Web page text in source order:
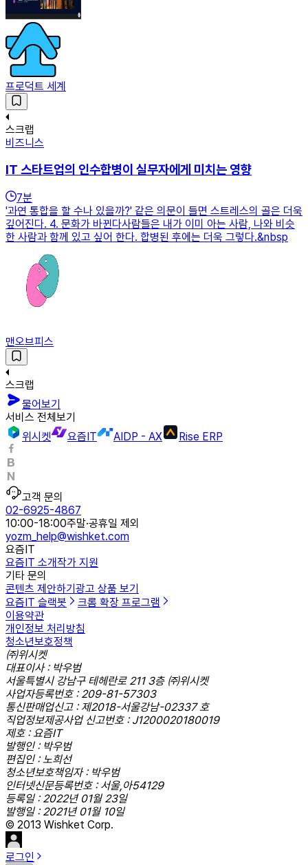
프로덕트 세계
스크랩
비즈니스
IT 스타트업의 ­인수합병이 실무자에게 미치는 영향
7분
'과연 통합을 할 수나 있을까?' 같은 의문이 들면 스트레스의 골은 더욱
깊어진다. 4. 문화가 바뀐다사람들은 내가 이미 아는 사람, 나와 비슷
한 사람과 함께 있고 싶어 한다. 합병된 후에는 더욱 그렇다.&nbsp
맨오브피스
스크랩
물어보기
서비스 전체보기
위시켓
요즘IT AIDP - AX Rise ERP
고객 문의
02-6925-4867
10:00-18:00주말·공휴일 제외
yozm_help@wishket.com
요즘IT
요즘IT 소개작가 지원
기타 문의
콘텐츠 제안하기 광고 상품 보기
요즘IT 슬랙봇
크롬 확장 프로그램
이용약관
개인정보 처리방침
청소년보호정책
㈜위시켓
대표이사 : 박우범
서울특별시 강남구 테헤란로 211 3층 ㈜위시켓
사업자등록번호 : 209-81-57303
통신판매업신고 : 제2018-서울강남-02337 호
직업정보제공사업 신고번호 : J1200020180019
제호 : 요즘IT
발행인 : 박우범
편집인 : 노희선
청소년보호책임자 : 박우범
인터넷신문등록번호 : 서울,아54129
등록일 : 2022년 01월 23일
발행일 : 2021년 01월 10일
© 2013 Wishket Corp.
로그인